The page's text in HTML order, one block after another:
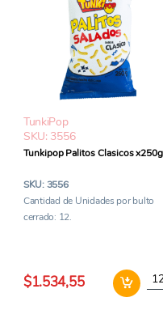
TunkiPop
SKU: 3556
Tunkipop Palitos Clasicos
SKU: 3556
Cantidad de Unidades por bulto
cerrado: 12.
$1.534,55